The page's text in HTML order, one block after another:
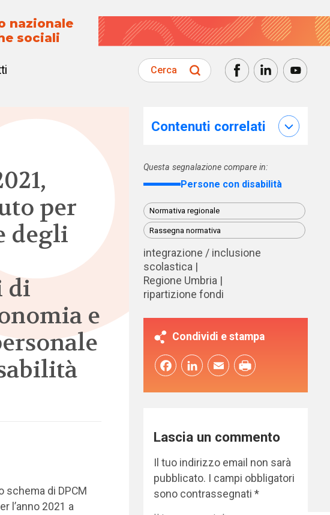
nazionale
sociali
Cerca
per
degli
di
e
schema di DPCM
l’anno 2021 a
Contenuti correlati
Questa segnalazione compare in:
Persone con disabilità
Normativa regionale
Rassegna normativa
integrazione / inclusione
scolastica
Regione Umbria
ripartizione fondi
Condividi e stampa
FacebookLinkedInEmail
Lascia un commento
Il tuo indirizzo email non sarà
pubblicato. I campi obbligatori
sono contrassegnati*